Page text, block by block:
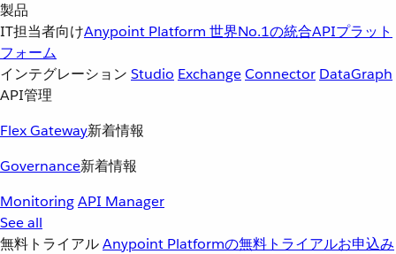
製品
IT担当者向けAnypoint Platform 世界No.1の統合APIプラット
フォーム
インテグレーション Studio ExchangeConnector DataGraph
API管理
Flex Gateway新着情報
Governance新着情報
MonitoringAPI Manager
See all
無料トライアルAnypoint Platformの無料トライアルお申込み